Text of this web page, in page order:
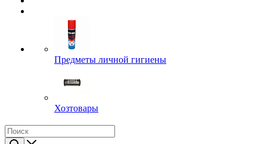
Предметы личной гигиены
Хозтовары